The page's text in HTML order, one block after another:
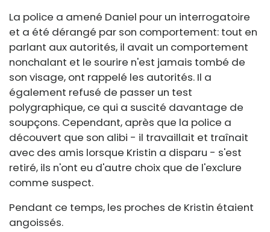
La police a amené Daniel pour un interrogatoire
et a été dérangé par son comportement: tout en
parlant aux autorités, il avait un comportement
nonchalant et le sourire n'est jamais tombé de
son visage, ont rappelé les autorités. Il a
également refusé de passer un test
polygraphique, ce qui a suscité davantage de
soupçons. Cependant, après que la police a
découvert que son alibi - il travaillait et traînait
avec des amis lorsque Kristin a disparu - s'est
retiré, ils n'ont eu d'autre choix que de l'exclure
comme suspect.
Pendant ce temps, les proches de Kristin étaient
angoissés.